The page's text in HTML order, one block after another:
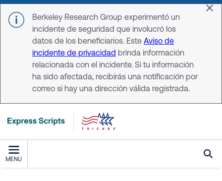
Skip to main content
Berkeley Research Group experimentó un
incidente de seguridad que involucró los
datos de los beneficiarios. Este Aviso de
incidente de privacidad brinda información
relacionada con el incidente. Si tu información
ha sido afectada, recibirás una notificación por
correo si hay una dirección válida registrada.
MENU